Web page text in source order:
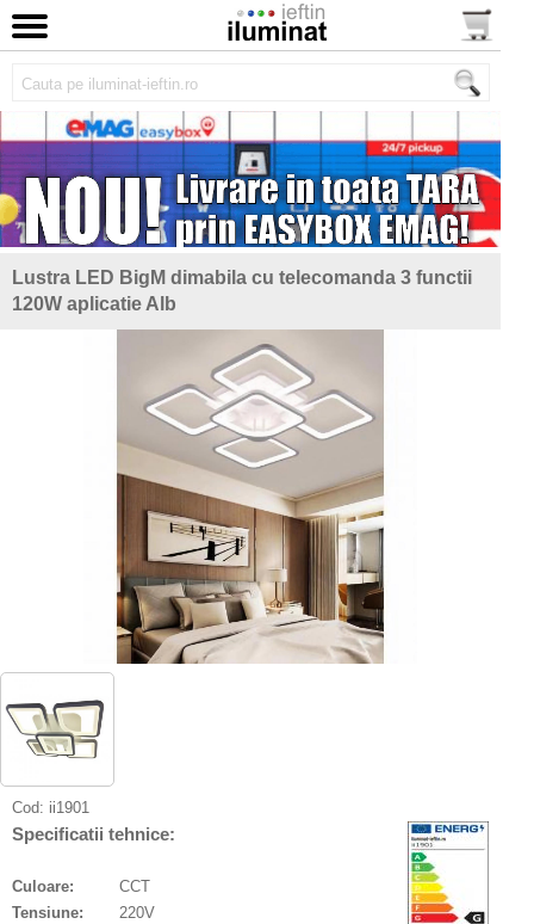
Lustra LED BigM dimabila cu telecomanda 3 functii
120W aplicatie Alb
Cod: ii1901
Specificatii tehnice:
Culoare:
CCT
Tensiune:
220V